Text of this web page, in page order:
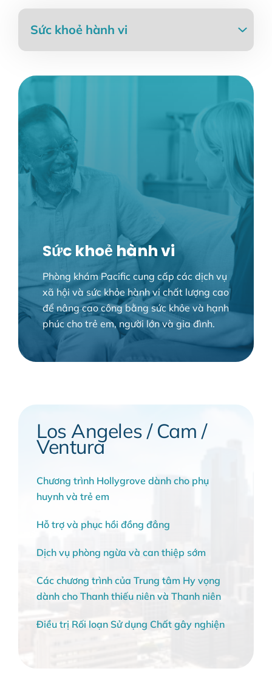
Sức khoẻ hành vi
Phòng khám Pacific cung cấp các dịch vụ
xã hội và sức khỏe hành vi chất lượng cao
để nâng cao công bằng sức khỏe và hạnh
phúc cho trẻ em, người lớn và gia đình.
Los Angeles / Cam /
Ventura
Chương trình Hollygrove dành cho phụ
huynh và trẻ em
Hỗ trợ và phục hồi đồng đẳng
Dịch vụ phòng ngừa và can thiệp sớm
Các chương trình của Trung tâm Hy vọng
dành cho Thanh thiếu niên và Thanh niên
Điều trị Rối loạn Sử dụng Chất gây nghiện